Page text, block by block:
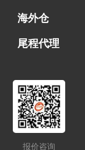
FBA专线直送
超大件专线
AWD专线
电池专线
海外仓
一件代发
FBA中转
贴标换标
拆柜/存储
尾程代理
报价咨询